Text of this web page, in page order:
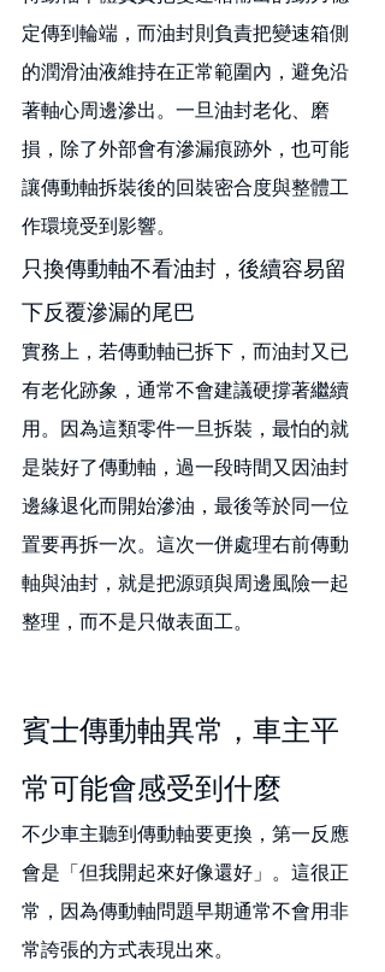
定傳到輪端，而油封則負責把變速箱側
的潤滑油液維持在正常範圍內，避免沿
著軸心周邊滲出。一旦油封老化、磨
損，除了外部會有滲漏痕跡外，也可能
讓傳動軸拆裝後的回裝密合度與整體工
作環境受到影響。
只換傳動軸不看油封，後續容易留
下反覆滲漏的尾巴
實務上，若傳動軸已拆下，而油封又已
有老化跡象，通常不會建議硬撐著繼續
用。因為這類零件一旦拆裝，最怕的就
是裝好了傳動軸，過一段時間又因油封
邊緣退化而開始滲油，最後等於同一位
置要再拆一次。這次一併處理右前傳動
軸與油封，就是把源頭與周邊風險一起
整理，而不是只做表面工。
賓士傳動軸異常，車主平
常可能會感受到什麼
不少車主聽到傳動軸要更換，第一反應
會是「但我開起來好像還好」。這很正
常，因為傳動軸問題早期通常不會用非
常誇張的方式表現出來。